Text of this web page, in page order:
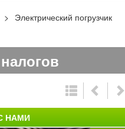
Электрический погрузчик
НАМИ